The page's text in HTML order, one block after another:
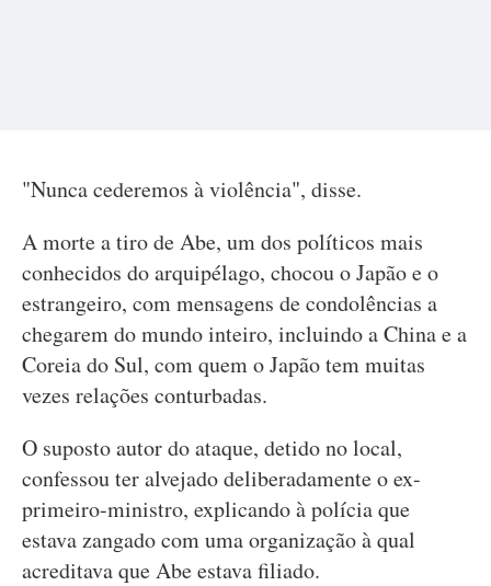
"Nunca cederemos à violência", disse.
A morte a tiro de Abe, um dos políticos mais
conhecidos do arquipélago, chocou o Japão e o
estrangeiro, com mensagens de condolências a
chegarem do mundo inteiro, incluindo a China e a
Coreia do Sul, com quem o Japão tem muitas
vezes relações conturbadas.
O suposto autor do ataque, detido no local,
confessou ter alvejado deliberadamente o ex-
primeiro-ministro, explicando à polícia que
estava zangado com uma organização à qual
acreditava que Abe estava filiado.